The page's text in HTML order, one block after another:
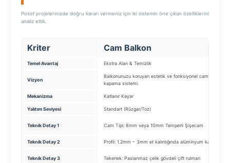
Posof projelerinizde doğru kararı vermeniz için iki sistemin öne çıkan özelliklerini
analiz ettik.
Kriter Cam Balkon
Temel Avantaj Ekstra Alan & Temizlik
Vizyon
Balkonunuzu koruyan estetik ve fonksiyonel cam
kapama sistemi.
Mekanizma Katlanır Kayar
Yalıtım Seviyesi Standart (Rüzgar/Toz)
Teknik Detay 1 Cam Tipi: 8mm veya 10mm Temperli Şişecam
Teknik Detay 2 Profil: 1.2mm – 3mm et kalınlığında alüminyum kasa
Teknik Detay 3 Tekerlek: Paslanmaz çelik gövdeli çift rulman